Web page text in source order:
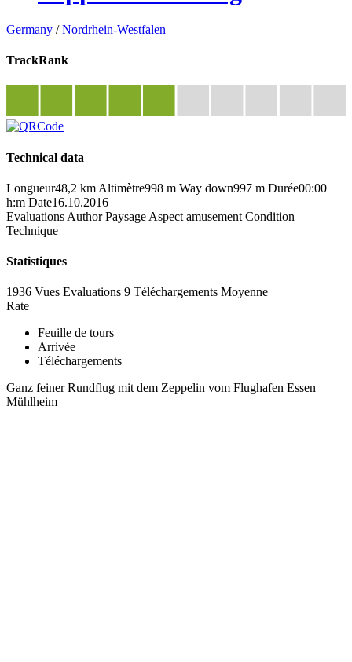
Germany /Nordrhein-Westfalen
TrackRank
Technical data
Longueur48,2 km Altimètre998 m Way down997 m Durée00:00
h:m Date16.10.2016
Evaluations Author Paysage Aspect amusement Condition
Technique
Statistiques
1936 Vues Evaluations 9 Téléchargements Moyenne
Rate
Feuille de tours
Arrivée
Téléchargements
Ganz feiner Rundflug mit dem Zeppelin vom Flughafen Essen
Mühlheim